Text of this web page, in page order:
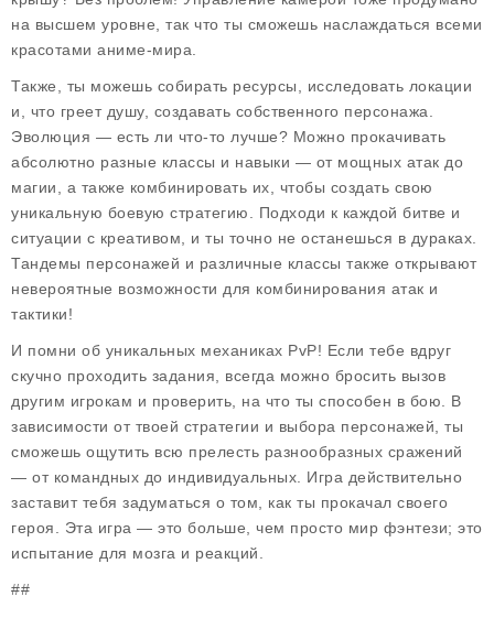
на высшем уровне, так что ты сможешь наслаждаться всеми
красотами аниме-мира.
Также, ты можешь собирать ресурсы, исследовать локации
и, что греет душу, создавать собственного персонажа.
Эволюция — есть ли что-то лучше? Можно прокачивать
абсолютно разные классы и навыки — от мощных атак до
магии, а также комбинировать их, чтобы создать свою
уникальную боевую стратегию. Подходи к каждой битве и
ситуации с креативом, и ты точно не останешься в дураках.
Тандемы персонажей и различные классы также открывают
невероятные возможности для комбинирования атак и
тактики!
И помни об уникальных механиках PvP! Если тебе вдруг
скучно проходить задания, всегда можно бросить вызов
другим игрокам и проверить, на что ты способен в бою. В
зависимости от твоей стратегии и выбора персонажей, ты
сможешь ощутить всю прелесть разнообразных сражений
— от командных до индивидуальных. Игра действительно
заставит тебя задуматься о том, как ты прокачал своего
героя. Эта игра — это больше, чем просто мир фэнтези; это
испытание для мозга и реакций.
##